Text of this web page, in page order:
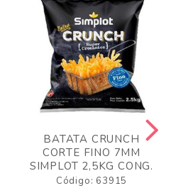
BATATA CRUNCH
CORTE FINO 7MM
SIMPLOT 2,5KG CONG.
Código: 63915